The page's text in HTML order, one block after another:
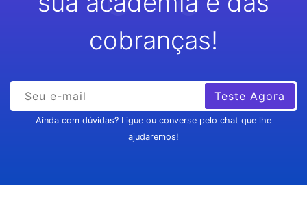
cobranças!
Teste Agora
Ainda com dúvidas? Ligue ou converse pelo chat que lhe
ajudaremos!